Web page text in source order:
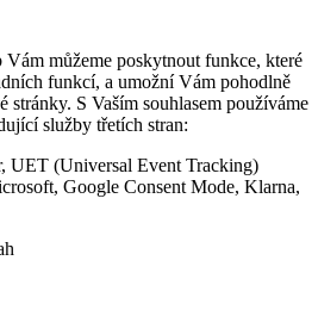
Vám můžeme poskytnout funkce, které
funkcí, a umožní Vám pohodlně
stránky. S Vaším souhlasem používáme
služby třetích stran:
UET (Universal Event Tracking)
Google Consent Mode, Klarna,